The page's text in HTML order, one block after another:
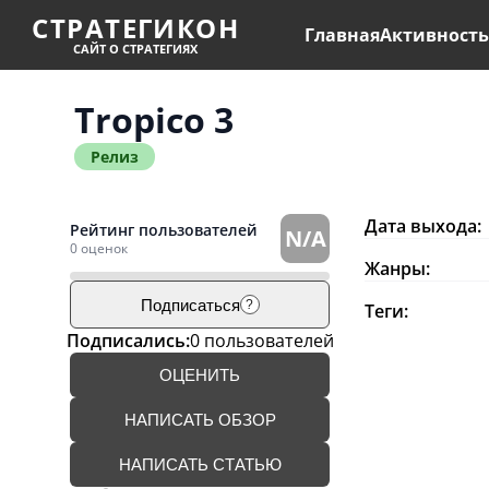
СТРАТЕГИКОН
САЙТ О СТРАТЕГИЯХ
ГлавнаяАктивность
Tropico 3
Релиз
Рейтинг пользователей
0 оценок N/A
Подписаться ?
Подписались:0 пользователей
ОЦЕНИТЬ
НАПИСАТЬ ОБЗОР
НАПИСАТЬ СТАТЬЮ
Дата выхода:
Жанры:
Теги: